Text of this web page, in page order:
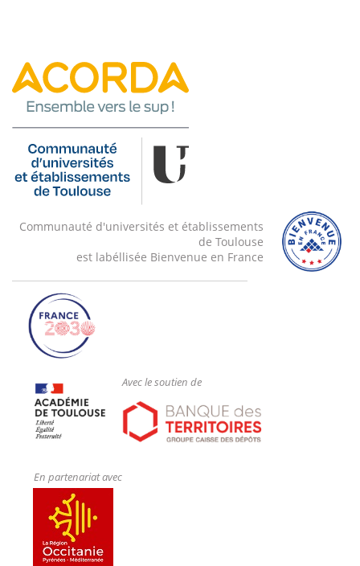
Contact scolarité
Chef de Département :Daniel PÉLISSIER
Maitre de conférences en Sciences de gestion
Communauté d'universités et établissements
de Toulouse
est labéllisée Bienvenue en France
Avec le soutien de
En partenariat avec